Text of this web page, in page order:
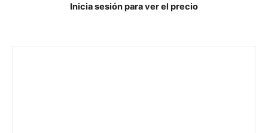
Inicia sesión para ver el precio